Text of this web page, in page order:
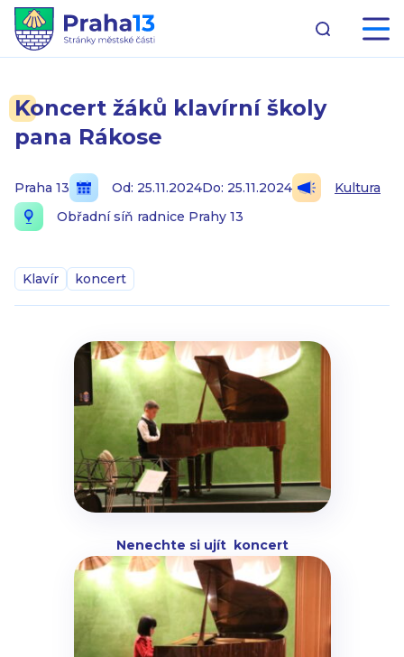
Koncert žáků klavírní školy
pana Rákose
Praha 13 Od: 25.11.2024Do: 25.11.2024
Kultura
Obřadní síň radnice Prahy 13
Klavír koncert
Nenechte si ujít koncert